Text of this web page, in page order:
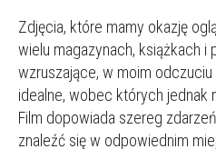
Zdjęcia, które mamy okazję
wielu magazynach, książkach i
wzruszające, w moim
idealne, wobec których jednak
Film dopowiada szereg
znaleźć się w odpowiednim